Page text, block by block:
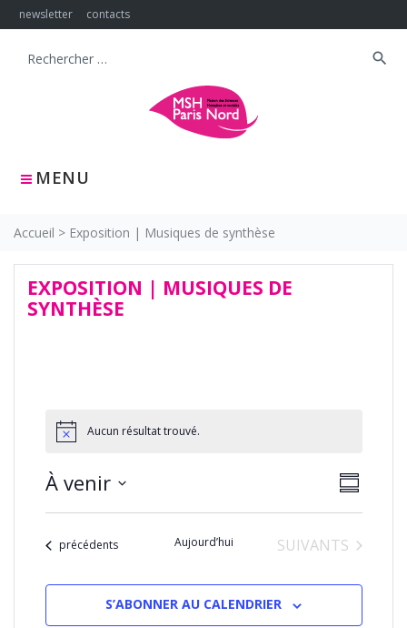
Skip
to
newsletter contacts
MENU
Search
search
Accueil > Exposition | Musiques de synthèse
EXPOSITION | MUSIQUES DE
SYNTHÈSE
Aucun résultat trouvé.
PAR
de
vues
RÉSUMÉ
À venir
dateÉvènements
précédents Aujourd’hui ÉVÈNEMENTS
SUIVANTS
S’ABONNER AU CALENDRIER